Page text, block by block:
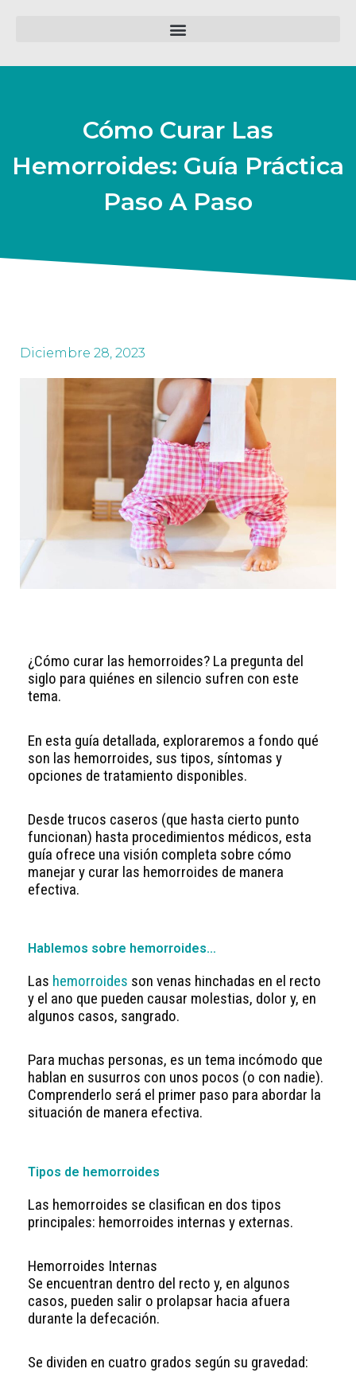
Cómo Curar Las
Hemorroides: Guía Práctica
Paso A Paso
Diciembre 28, 2023
¿Cómo curar las hemorroides? La pregunta del
siglo para quiénes en silencio sufren con este
tema.
En esta guía detallada, exploraremos a fondo qué
son las hemorroides, sus tipos, síntomas y
opciones de tratamiento disponibles.
Desde trucos caseros (que hasta cierto punto
funcionan) hasta procedimientos médicos, esta
guía ofrece una visión completa sobre cómo
manejar y curar las hemorroides de manera
efectiva.
Hablemos sobre hemorroides…
Las hemorroides son venas hinchadas en el recto
y el ano que pueden causar molestias, dolor y, en
algunos casos, sangrado.
Para muchas personas, es un tema incómodo que
hablan en susurros con unos pocos (o con nadie).
Comprenderlo será el primer paso para abordar la
situación de manera efectiva.
Tipos de hemorroides
Las hemorroides se clasifican en dos tipos
principales: hemorroides internas y externas.
Hemorroides Internas
Se encuentran dentro del recto y, en algunos
casos, pueden salir o prolapsar hacia afuera
durante la defecación.
Se dividen en cuatro grados según su gravedad: